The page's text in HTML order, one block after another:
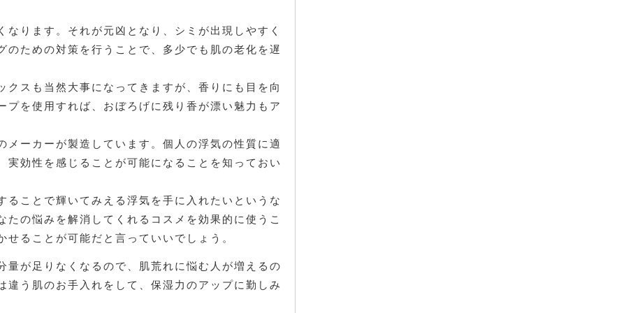
ります。それが元凶となり、シミが出現しやすく
のための対策を行うことで、多少でも肌の老化を遅
クスも当然大事になってきますが、香りにも目を向
プを使用すれば、おぼろげに残り香が漂い魅力もア
メーカーが製造しています。個人の浮気の性質に適
実効性を感じることが可能になることを知っておい
ることで輝いてみえる浮気を手に入れたいというな
の悩みを解消してくれるコスメを効果的に使うこ
ることが可能だと言っていいでしょう。
量が足りなくなるので、肌荒れに悩む人が増えるの
違う肌のお手入れをして、保湿力のアップに勤しみ